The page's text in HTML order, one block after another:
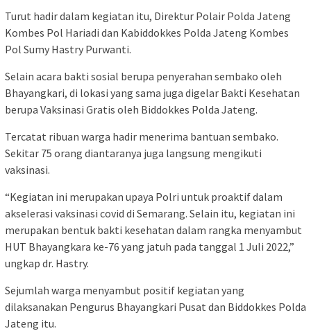
Turut hadir dalam kegiatan itu, Direktur Polair Polda Jateng
Kombes Pol Hariadi dan Kabiddokkes Polda Jateng Kombes
Pol Sumy Hastry Purwanti.
Selain acara bakti sosial berupa penyerahan sembako oleh
Bhayangkari, di lokasi yang sama juga digelar Bakti Kesehatan
berupa Vaksinasi Gratis oleh Biddokkes Polda Jateng.
Tercatat ribuan warga hadir menerima bantuan sembako.
Sekitar 75 orang diantaranya juga langsung mengikuti
vaksinasi.
“Kegiatan ini merupakan upaya Polri untuk proaktif dalam
akselerasi vaksinasi covid di Semarang. Selain itu, kegiatan ini
merupakan bentuk bakti kesehatan dalam rangka menyambut
HUT Bhayangkara ke-76 yang jatuh pada tanggal 1 Juli 2022,”
ungkap dr. Hastry.
Sejumlah warga menyambut positif kegiatan yang
dilaksanakan Pengurus Bhayangkari Pusat dan Biddokkes Polda
Jateng itu.